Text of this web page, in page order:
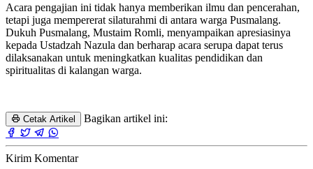
Acara pengajian ini tidak hanya memberikan ilmu dan pencerahan,
tetapi juga mempererat silaturahmi di antara warga Pusmalang.
Dukuh Pusmalang, Mustaim Romli, menyampaikan apresiasinya
kepada Ustadzah Nazula dan berharap acara serupa dapat terus
dilaksanakan untuk meningkatkan kualitas pendidikan dan
spiritualitas di kalangan warga.
Cetak Artikel Bagikan artikel ini:
Kirim Komentar